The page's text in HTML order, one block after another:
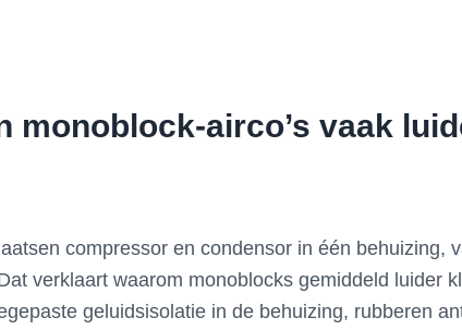
monoblock-airco’s vaak
compressor en condensor in één
verklaart waarom monoblocks gemiddeld luider
geluidsisolatie in de behuizing, rubberen